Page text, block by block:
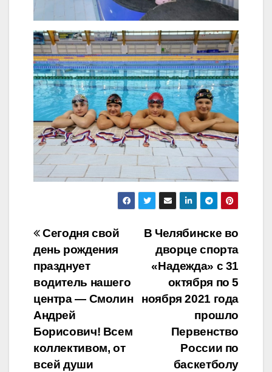
Навигация
по
записям
В Челябинске во
дворце спорта
«Надежда» с 31
октября по 5
ноября 2021 года
прошло
Первенство
России по
баскетболу
Сегодня свой
день рождения
празднует
водитель нашего
центра — Смолин
Андрей
Борисович! Всем
коллективом, от
всей души